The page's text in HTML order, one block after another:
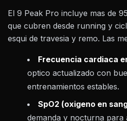
El 9 Peak Pro incluye mas de
que cubren desde running y
esqui de travesia y remo. Las
Frecuencia cardiaca
optico actualizado con
entrenamientos estables.
SpO2 (oxigeno en
demanda y nocturna para